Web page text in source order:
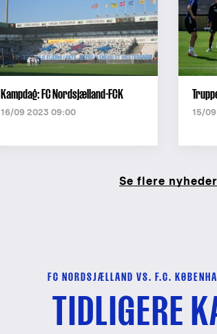
Kampdag: FC Nordsjælland-FCK
16/09 2023 09:00 15/
Se flere nyheder
FC NORDSJÆLLAND VS. F.C.
TIDLIGERE